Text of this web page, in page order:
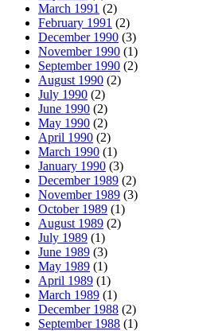
March 1991 (2)
February 1991 (2)
December 1990 (3)
November 1990 (1)
September 1990 (2)
August 1990 (2)
July 1990 (2)
June 1990 (2)
May 1990 (2)
April 1990 (2)
March 1990 (1)
January 1990 (3)
December 1989 (2)
November 1989 (3)
October 1989 (1)
August 1989 (2)
July 1989 (1)
June 1989 (3)
May 1989 (1)
April 1989 (1)
March 1989 (1)
December 1988 (2)
September 1988 (1)